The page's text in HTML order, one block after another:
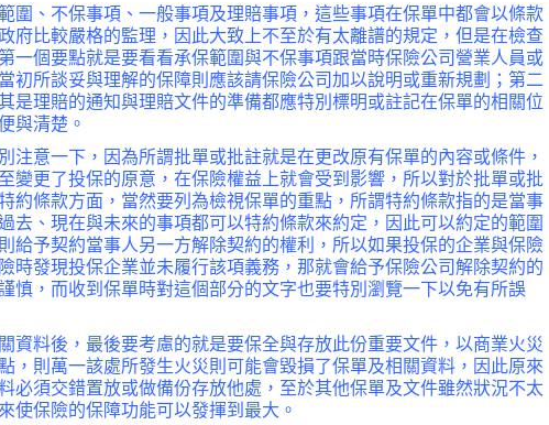
圍、不保事項、一般事項及理賠事項，這些事項在保單中都會以條款
府比較嚴格的監理，因此大致上不至於有太離譜的規定，但是在檢查
一個要點就是要看看承保範圍與不保事項跟當時保險公司營業人員或
初所談妥與理解的保障則應該請保險公司加以說明或重新規劃；第二
是理賠的通知與理賠文件的準備都應特別標明或註記在保單的相關位
與清楚。
注意一下，因為所謂批單或批註就是在更改原有保單的內容或條件，
變更了投保的原意，在保險權益上就會受到影響，所以對於批單或批
約條款方面，當然要列為檢視保單的重點，所謂特約條款指的是當事
去、現在與未來的事項都可以特約條款來約定，因此可以約定的範圍
給予契約當事人另一方解除契約的權利，所以如果投保的企業與保險
時發現投保企業並未履行該項義務，那就會給予保險公司解除契約的
慎，而收到保單時對這個部分的文字也要特別瀏覽一下以免有所誤
資料後，最後要考慮的就是要保全與存放此份重要文件，以商業火災
，則萬一該處所發生火災則可能會毀損了保單及相關資料，因此原來
必須交錯置放或做備份存放他處，至於其他保單及文件雖然狀況不太
使保險的保障功能可以發揮到最大。